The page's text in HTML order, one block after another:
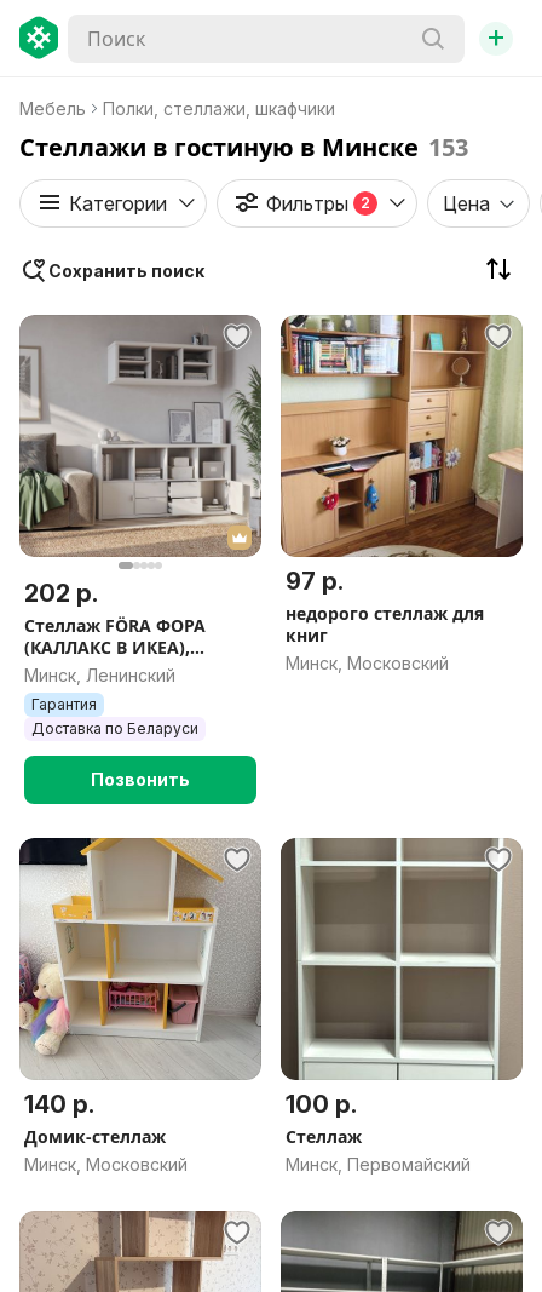
+
Мебель Полки, стеллажи, шкафчики
Стеллажи в гостиную в Минске 153
Категории Фильтры 2 Цена
Сохранить поиск
202 р.
Стеллаж FÖRA ФОРА
(КАЛЛАКС В ИКЕА),
белый, 77x147 см,
тамбурат
Минск, Ленинский
Гарантия
Доставка по Беларуси
Позвонить
97 р.
недорого стеллаж для
книг
Минск, Московский
140 р.
Домик-стеллаж
Минск, Московский
100 р.
Стеллаж
Минск, Первомайский